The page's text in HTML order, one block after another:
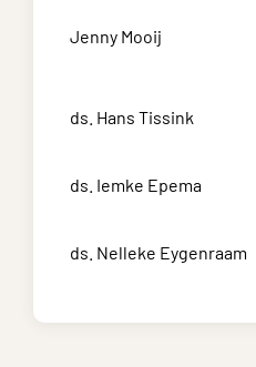
Jenny Mooij
ds. Hans Tissink
ds. Iemke Epema
ds. Nelleke Eygenraam